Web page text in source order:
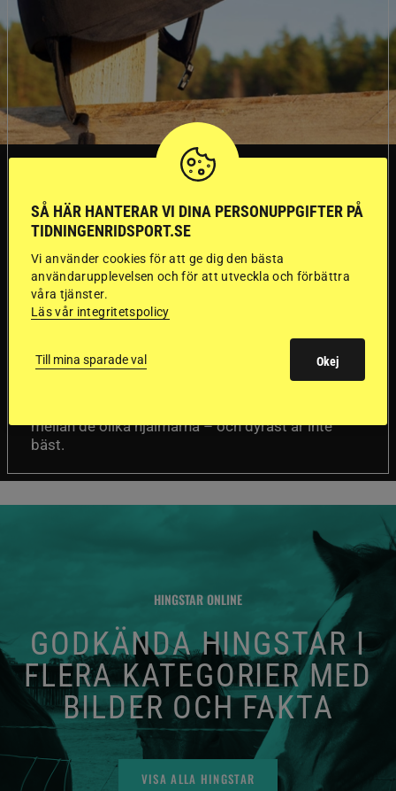
Dyraste
ridhjälmarna blev
sämst i test
Stort test av ridhjälmar
Folksam har testat 15 ridhjälmar i olika
mellan de olika hjälmarna – och dyrast är inte
bäst.
HINGSTAR ONLINE
GODKÄNDA HINGSTAR I
FLERA KATEGORIER MED
BILDER OCH FAKTA
VISA ALLA HINGSTAR
SÅ HÄR HANTERAR VI DINA PERSONUPPGIFTER PÅ
TIDNINGENRIDSPORT.SE
Vi använder cookies för att ge dig den bästa
användarupplevelsen och för att utveckla och förbättra
våra tjänster.
Läs vår integritetspolicy
Till mina sparade val Okej